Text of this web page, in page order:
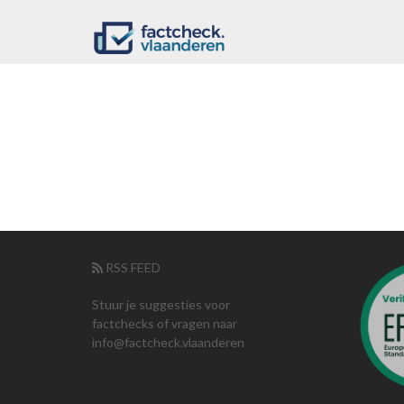
RSS FEED
Stuur je suggesties voor
factchecks of vragen naar
info@factcheck.vlaanderen